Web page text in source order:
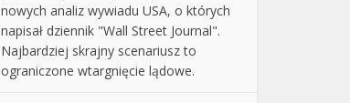
nowych analiz wywiadu USA, o których
napisał dziennik "Wall Street Journal".
Najbardziej skrajny scenariusz to
ograniczone wtargnięcie lądowe.